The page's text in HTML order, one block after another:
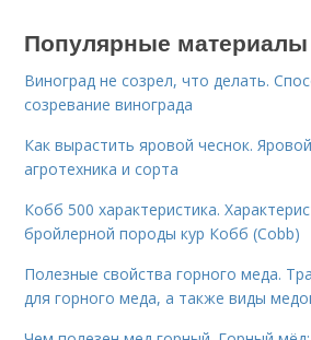
Популярные материалы
Виноград не созрел, что делать.
созревание винограда
Как вырастить яровой чеснок.
агротехника и сорта
Кобб 500 характеристика.
бройлерной породы кур Кобб (Cobb)
Полезные свойства горного меда.
для горного меда, а также виды